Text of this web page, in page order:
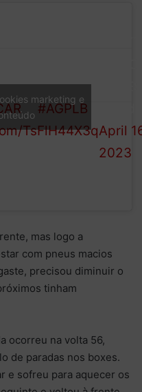
the rest of the
// #AGPLB
TsFlH44X3qApril
2023
marketing e
mas logo a
com pneus macios
precisou diminuir o
tinham
ocorreu na volta 56,
de paradas nos boxes.
e sofreu para aquecer os